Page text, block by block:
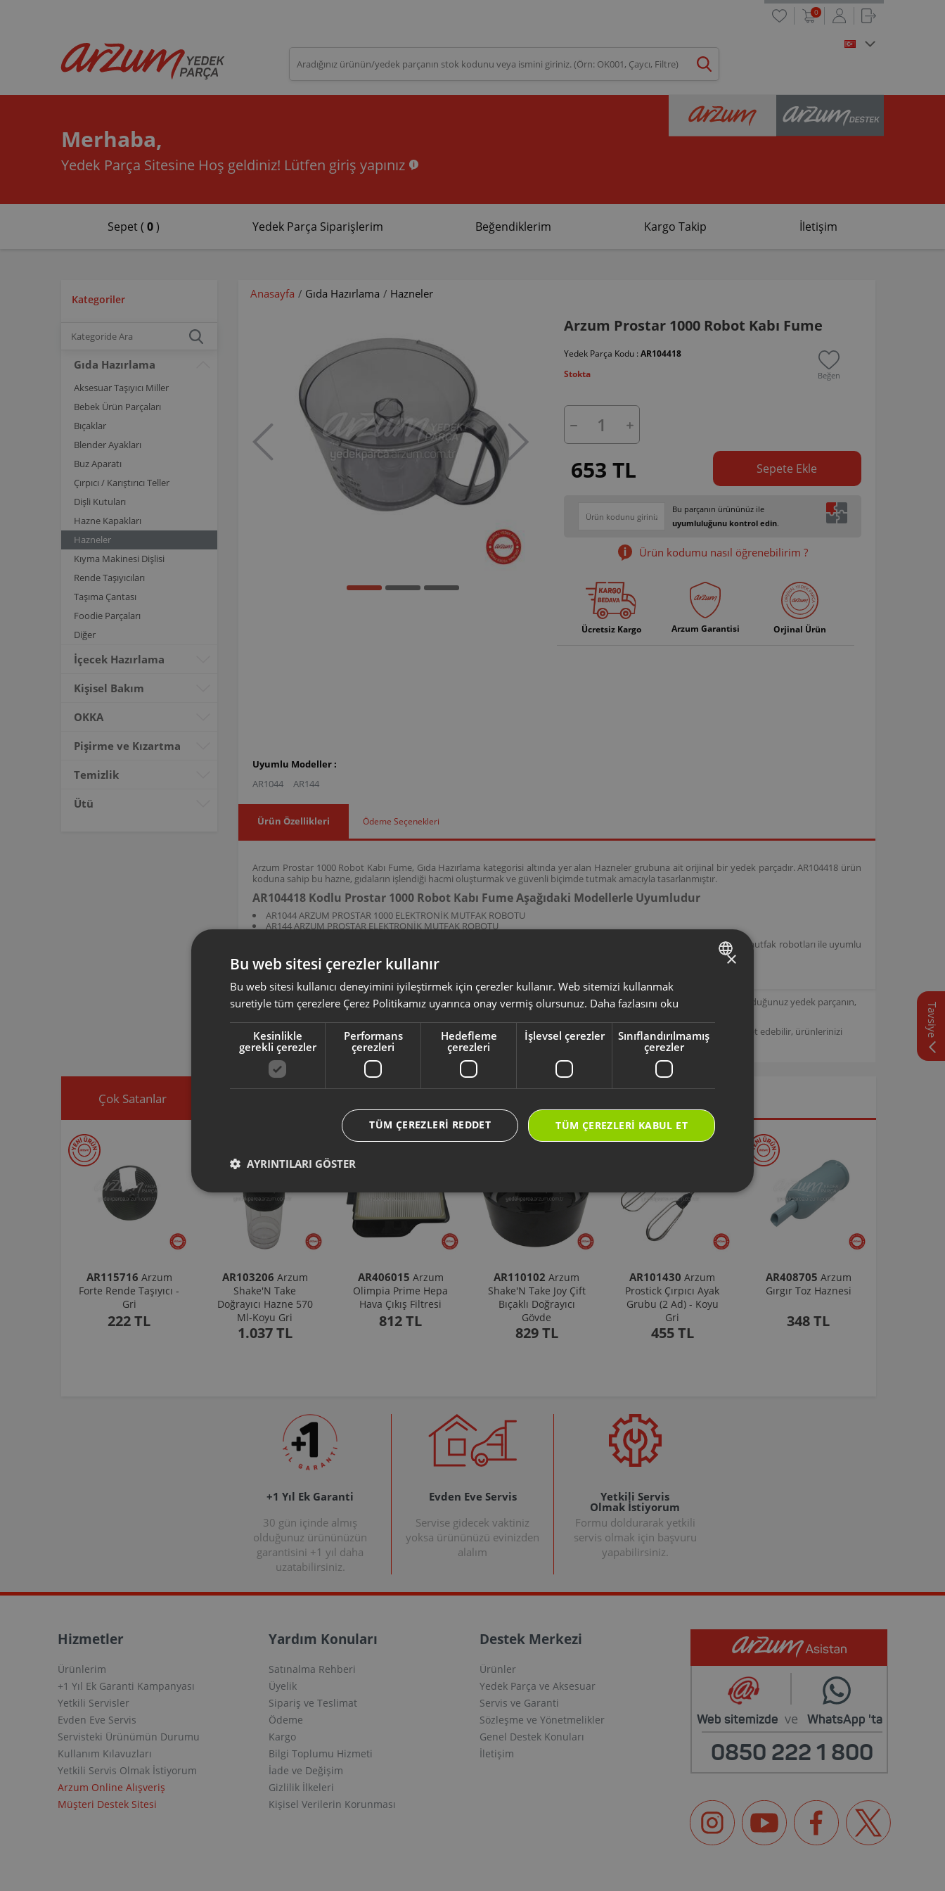
0
Merhaba,
Yedek Parça Sitesine Hoş geldiniz! Lütfen giriş yapınız
Sepet ( 0) Yedek Parça Siparişlerim Beğendiklerim Kargo Takip İletişim
Kategoriler
Gıda Hazırlama
Aksesuar Taşıyıcı Miller
Bebek Ürün Parçaları
Bıçaklar
Blender Ayakları
Buz Aparatı
Çırpıcı / Karıştırıcı Teller
Dişli Kutuları
Hazne Kapakları
Hazneler
Kıyma Makinesi Dişlisi
Rende Taşıyıcıları
Taşıma Çantası
Foodie Parçaları
Diğer
İçecek Hazırlama
Kişisel Bakım
OKKA
Pişirme ve Kızartma
Temizlik
Ütü
Anasayfa / Gıda Hazırlama / Hazneler
Arzum Prostar 1000 Robot Kabı Fume
Yedek Parça Kodu : AR104418
Stokta
Beğen
653 TL Sepete Ekle
Bu parçanın ürününüz ile
uyumluluğunu kontrol edin.
Ürün kodumu nasıl öğrenebilirim ?
Ücretsiz Kargo Arzum Garantisi Orjinal Ürün
Uyumlu Modeller :
AR1044
AR144
Ürün Özellikleri Ödeme Seçenekleri
Arzum Prostar 1000 Robot Kabı Fume, Gıda Hazırlama kategorisi altında yer alan Hazneler grubuna ait orijinal bir yedek parçadır. AR104418 ürün
koduna sahip bu hazne, gıdaların işlendiği hacmi oluşturmak ve güvenli biçimde tutmak amacıyla tasarlanmıştır.
AR104418 Kodlu Prostar 1000 Robot Kabı Fume Aşağıdaki Modellerle Uyumludur
AR1044 ARZUM PROSTAR 1000 ELEKTRONİK MUTFAK ROBOTU
AR144 ARZUM PROSTAR ELEKTRONİK MUTFAK ROBOTU
AR104418 ürün kodlu bu hazne; AR1044 ve AR144 model kodlarına sahip Prostar 1000 Elektroni̇k ve Prostar Elektroni̇k mutfak robotları ile uyumlu
olup, gıdaların işlendiği hacmi oluşturmak ve güvenli biçimde tutmak işlevini destekler.
Arzum orijinal aksesuar ve sarf malzemeleri, ürününüzü uzun ömürlü ve güvenle kullanmanız için tasarlanmıştır. Seçmiş olduğunuz yedek parçanın,
ürününüz için uyumlu olup olmadığını,
ürün kodunuz aracılığı ile kontrol ediniz.
Ürününüz ile ilgili kullanım kılavuzu ve kullanım detayları için
https://destek.arzum.com.tr/ Arzum Destek Sitemizi ziyaret edebilir, ürünlerinizi
ekleyip, yedek parça ve garanti bilgilerine kolayca erişebilirsiniz.
Çok Satanlar
AR115716 Arzum
Forte Rende Taşıyıcı -
Gri
222 TL
AR103206 Arzum
Shake'N Take
Doğrayıcı Hazne 570
Ml-Koyu Gri
1.037 TL
AR406015 Arzum
Olimpia Prime Hepa
Hava Çıkış Filtresi
812 TL
AR110102 Arzum
Shake'N Take Joy Çift
Bıçaklı Doğrayıcı
Gövde
829 TL
AR101430 Arzum
Prostick Çırpıcı Ayak
Grubu (2 Ad) - Koyu
Gri
455 TL
AR408705 Arzum
Gırgır Toz Haznesi
348 TL
+1 Yıl Ek Garanti
30 gün içinde almış
olduğunuz ürününüzün
garantisini +1 yıl daha
uzatabilirsiniz.
Evden Eve Servis
Servise gidecek vaktiniz
yoksa ürününüzü evinizden
alalım
Yetkili Servis
Olmak İstiyorum
Formu doldurarak yetkili
servis olmak için başvuru
yapabilirsiniz.
Hizmetler
Ürünlerim
+1 Yıl Ek Garanti Kampanyası
Yetkili Servisler
Evden Eve Servis
Servisteki Ürünümün Durumu
Kullanım Kılavuzları
Yetkili Servis Olmak İstiyorum
Arzum Online Alışveriş
Müşteri Destek Sitesi
Yardım Konuları
Satınalma Rehberi
Üyelik
Sipariş ve Teslimat
Ödeme
Kargo
Bilgi Toplumu Hizmeti
İade ve Değişim
Gizlilik İlkeleri
Kişisel Verilerin Korunması
Destek Merkezi
Ürünler
Yedek Parça ve Aksesuar
Servis ve Garanti
Sözleşme ve Yönetmelikler
Genel Destek Konuları
İletişim
Web sitemizde ve WhatsApp 'ta
0850 222 1 800
Tavsiye
×
Bu web sitesi çerezler kullanır
Bu web sitesi kullanıcı deneyimini iyileştirmek için çerezler kullanır. Web sitemizi kullanmak
suretiyle tüm çerezlere Çerez Politikamız uyarınca onay vermiş olursunuz. Daha fazlasını oku
Kesinlikle
gerekli çerezler
Performans
çerezleri
Hedefleme
çerezleri
İşlevsel çerezler
Sınıflandırılmamış
çerezler
TÜM ÇEREZLERI KABUL ET
TÜM ÇEREZLERI REDDET
AYRINTILARI GÖSTER